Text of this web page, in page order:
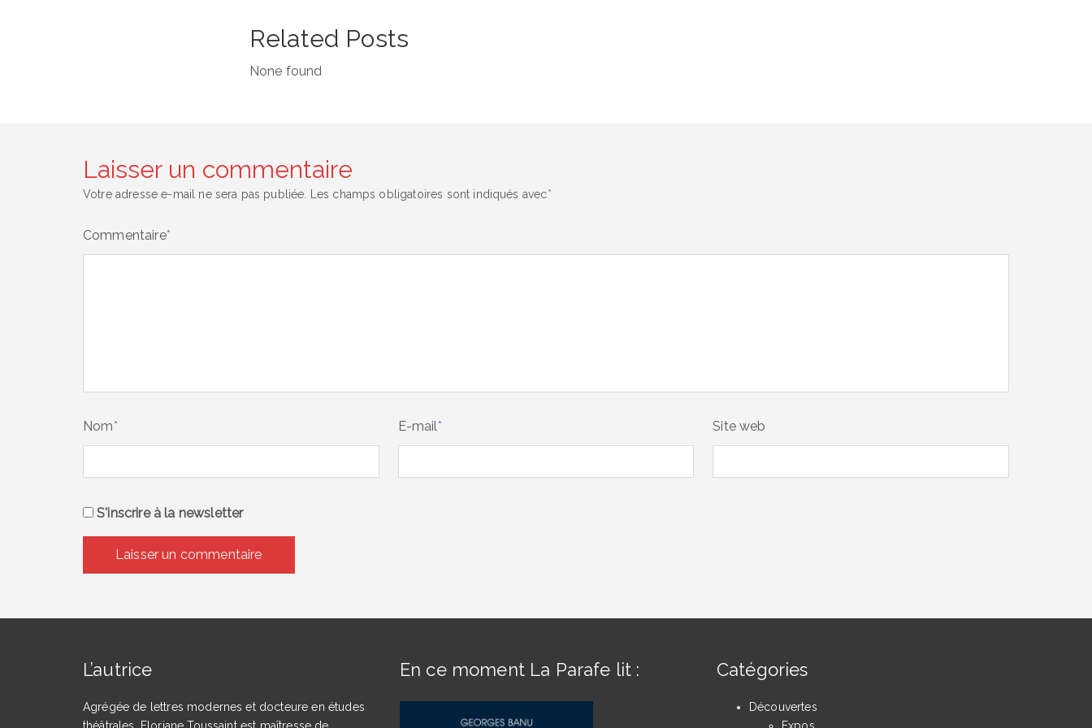
Related Posts
None found
Laisser un commentaire
Votre adresse e-mail ne sera pas publiée. Les champs obligatoires sont indiqués avec*
Commentaire*
Nom* E-mail* Site web
S'inscrire à la newsletter
L’autrice
Agrégée de lettres modernes et docteure en études
théâtrales, Floriane Toussaint est maîtresse de
En ce moment La Parafe lit : Catégories
Découvertes
Expos